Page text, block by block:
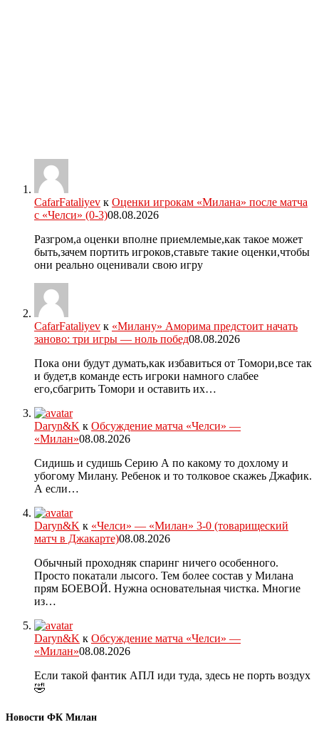
CafarFataliyev к Оценки игрокам «Милана» после матча
с «Челси» (0-3)08.08.2026
Разгром,а оценки вполне приемлемые,как такое может
быть,зачем портить игроков,ставьте такие оценки,чтобы
они реально оценивали свою игру
CafarFataliyev к «Милану» Аморима предстоит начать
заново: три игры — ноль побед08.08.2026
Пока они будут думать,как избавиться от Томори,все так
и будет,в команде есть игроки намного слабее
его,сбагрить Томори и оставить их…
Daryn&K к Обсуждение матча «Челси» —
«Милан»08.08.2026
Сидишь и судишь Серию А по какому то дохлому и
убогому Милану. Ребенок и то толковое скажеь Джафик.
А если…
Daryn&K к «Челси» — «Милан» 3-0 (товарищеский
матч в Джакарте)08.08.2026
Обычный проходняк спаринг ничего особенного.
Просто покатали лысого. Тем более состав у Милана
прям БОЕВОЙ. Нужна основательная чистка. Многие
из…
Daryn&K к Обсуждение матча «Челси» —
«Милан»08.08.2026
Если такой фантик АПЛ иди туда, здесь не порть воздух
🤣
Новости ФК Милан